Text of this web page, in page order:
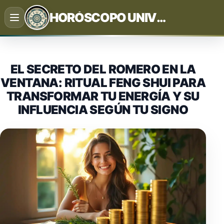
Saltar
al
contenido
HORÓSCOPO UNIVERSAL
EL SECRETO DEL ROMERO EN LA
VENTANA: RITUAL FENG SHUI PARA
TRANSFORMAR TU ENERGÍA Y SU
INFLUENCIA SEGÚN TU SIGNO